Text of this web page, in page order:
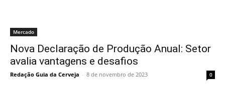
Mercado
Nova Declaração de Produção Anual: Setor
avalia vantagens e desafios
Redação Guia da Cerveja - 8 de novembro de 2023 0